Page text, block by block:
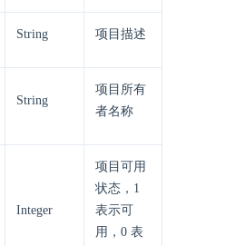
String 项目描述
String
项目所有
者名称
Integer
项目可用
状态，1
表示可
用，0 表